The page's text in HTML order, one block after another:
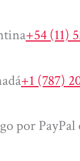
+54 (11)
+1 (787)
por PayPal